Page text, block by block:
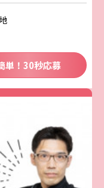
単！30秒応募